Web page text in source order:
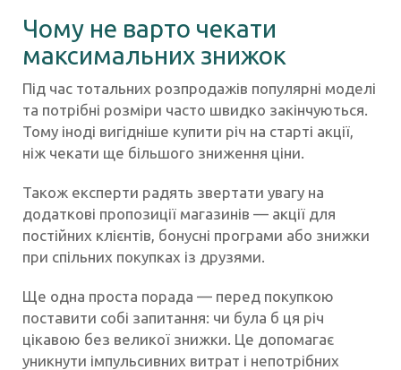
Чому не варто чекати
максимальних знижок
Під час тотальних розпродажів популярні моделі
та потрібні розміри часто швидко закінчуються.
Тому іноді вигідніше купити річ на старті акції,
ніж чекати ще більшого зниження ціни.
Також експерти радять звертати увагу на
додаткові пропозиції магазинів — акції для
постійних клієнтів, бонусні програми або знижки
при спільних покупках із друзями.
Ще одна проста порада — перед покупкою
поставити собі запитання: чи була б ця річ
цікавою без великої знижки. Це допомагає
уникнути імпульсивних витрат і непотрібних